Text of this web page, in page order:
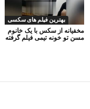
بهترین فیلم های سکسی
مخفیانه از سکس با یک خانوم
مسن تو خونه تیمی فیلم گرفته